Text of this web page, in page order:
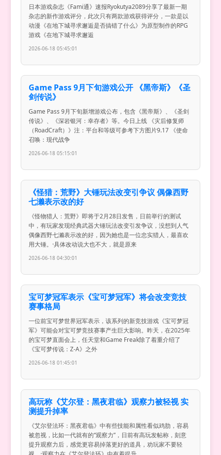
日本游戏杂志《Fami通》速报Ryokutya2089分享了最新一期
杂志的新作游戏评分，此次只有两款游戏获得评分，一款是以
动漫《在地下城寻求邂逅是否搞错了什么》为原型制作的RPG
游戏《在地下城寻求邂逅
2026-06-18 05:45:01
Game Pass 9月下旬游戏公开 《黑帝斯》《圣
剑传说》
Game Pass 9月下旬新增游戏公布，包含《黑帝斯》、《圣剑
传说》、《深岩银河：幸存者》等。今日上线 《灾后修复师
（RoadCraft）》注：平台和等级可参考下方图片9.17 《使命
召唤：现代战争
2026-06-18 05:15:01
《怪猎：荒野》大锤玩法改变引争议 偶像西野
七濑表示改的好
《怪物猎人：荒野》即将于2月28日发售，日前举行的测试
中，有玩家发现经典武器大锤玩法改变引发争议，没想到人气
偶像西野七濑表示改的好，因为她也是一位忠实猎人，最喜欢
用大锤。·具体改动说大也不大，就是原来
2026-06-18 04:30:01
宝可梦冠军表示《宝可梦冠军》将会改变竞技
赛事格局
一位前宝可梦世界冠军表示，该系列的新竞技游戏《宝可梦冠
军》可能会对宝可梦竞技赛事产生巨大影响。昨天，在2025年
的宝可梦直面会上，任天堂和Game Freak除了着重介绍了
《宝可梦传说：Z-A》之外
2026-06-18 01:45:01
高玩称《艾尔登：黑夜君临》观察力被轻视 实
测提升掉率
《艾尔登法环：黑夜君临》中有些技能和属性看似鸡肋，容易
被忽视，比如一代就有的“观察力”，日前有高玩发帖称，刻意
提升观察力后，感觉更容易掉落更好的道具，劝玩家不要轻